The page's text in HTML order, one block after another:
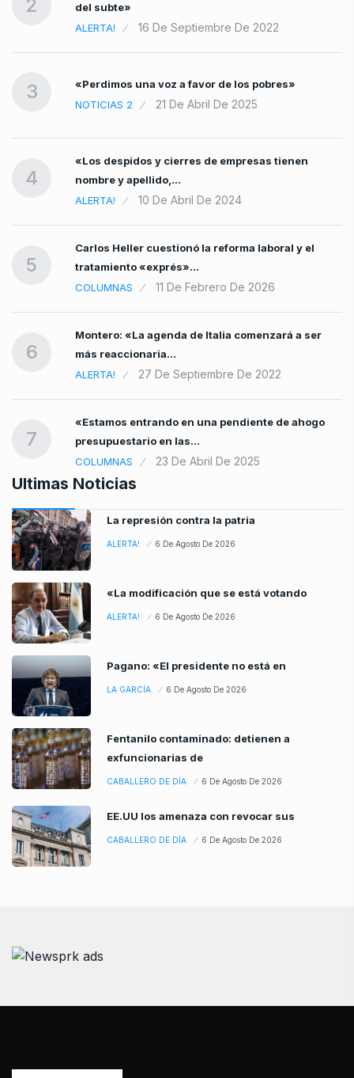
2
del subte»
ALERTA!
16 De Septiembre De 2022
3
«Perdimos una voz a favor de los pobres»
NOTICIAS 2
21 De Abril De 2025
4
«Los despidos y cierres de empresas tienen
nombre y apellido,…
ALERTA!
10 De Abril De 2024
5
Carlos Heller cuestionó la reforma laboral y el
tratamiento «exprés»…
COLUMNAS
11 De Febrero De 2026
6
Montero: «La agenda de Italia comenzará a ser
más reaccionaria…
ALERTA!
27 De Septiembre De 2022
7
«Estamos entrando en una pendiente de ahogo
presupuestario en las…
COLUMNAS
23 De Abril De 2025
Ultimas Noticias
La represión contra la patria
ALERTA! 6 De Agosto De 2026
«La modificación que se está votando
ALERTA! 6 De Agosto De 2026
Pagano: «El presidente no está en
LA GARCÍA 6 De Agosto De 2026
Fentanilo contaminado: detienen a
exfuncionarias de
CABALLERO DE DÍA 6 De Agosto De 2026
EE.UU los amenaza con revocar sus
CABALLERO DE DÍA 6 De Agosto De 2026